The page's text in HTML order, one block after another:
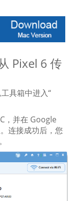
Pixel 6 传
具箱中进入“
，并在 Google
连接成功后，您